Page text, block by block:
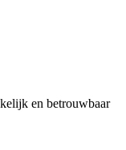
en betrouwbaar